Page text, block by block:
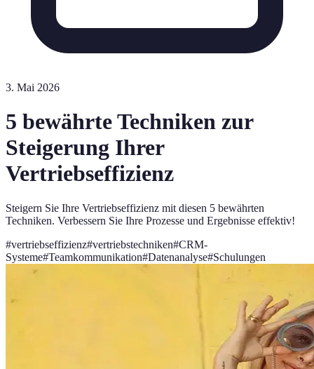
3. Mai 2026
5 bewährte Techniken zur
Steigerung Ihrer
Vertriebseffizienz
Steigern Sie Ihre Vertriebseffizienz mit diesen 5 bewährten
Techniken. Verbessern Sie Ihre Prozesse und Ergebnisse effektiv!
#vertriebseffizienz#vertriebstechniken#CRM-
Systeme#Teamkommunikation#Datenanalyse#Schulungen